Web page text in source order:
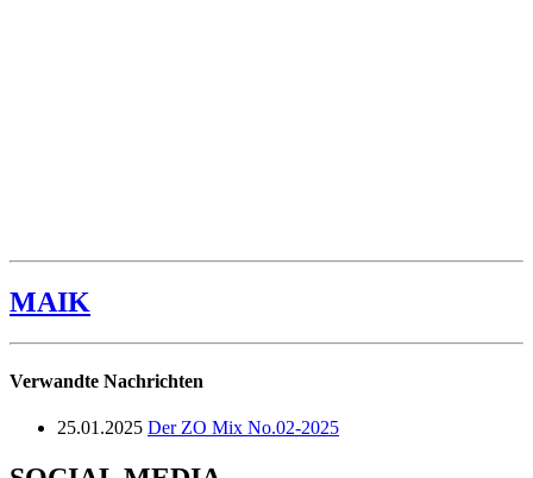
MAIK
Verwandte Nachrichten
25.01.2025 Der ZO Mix No.02-2025